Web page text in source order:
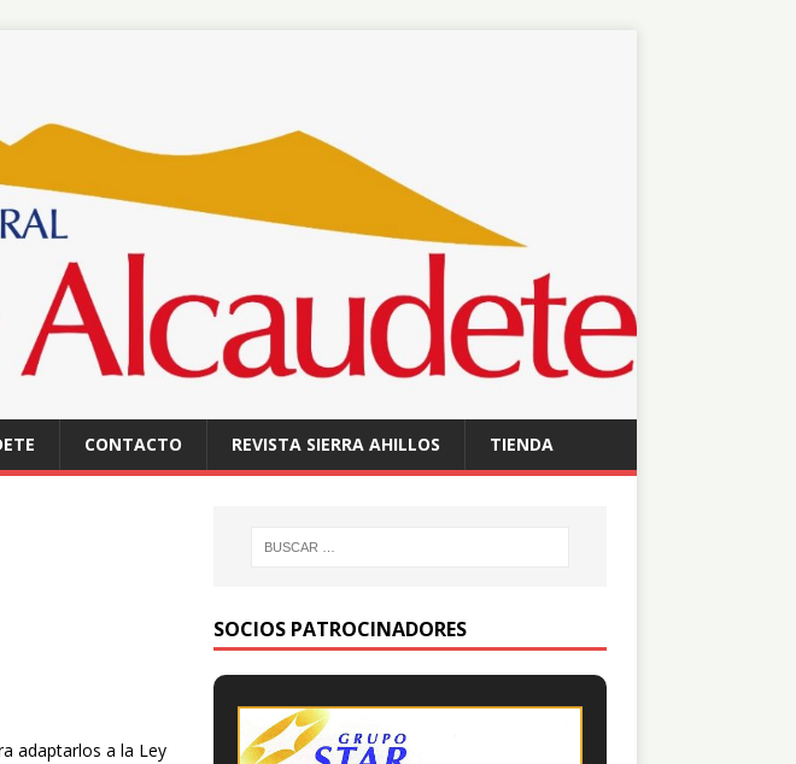
CONTACTO REVISTA SIERRA AHILLOS TIENDA
adaptarlos a la Ley
SOCIOS PATROCINADORES